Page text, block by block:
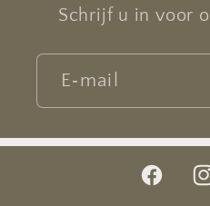
Schrijf u in voor
E‑mail
Facebook